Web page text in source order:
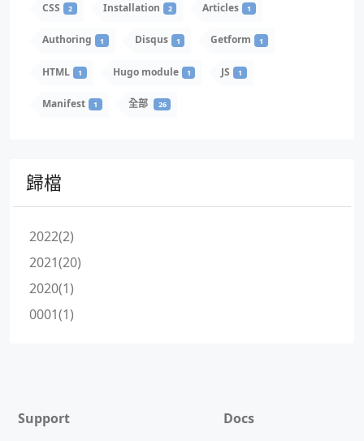
CSS 2 Installation 2 Articles 1
Authoring 1 Disqus 1 Getform 1
HTML 1 Hugo module 1 JS 1
Manifest 1 全部 26
歸檔
2022(2)
2021(20)
2020(1)
0001(1)
Support
Docs